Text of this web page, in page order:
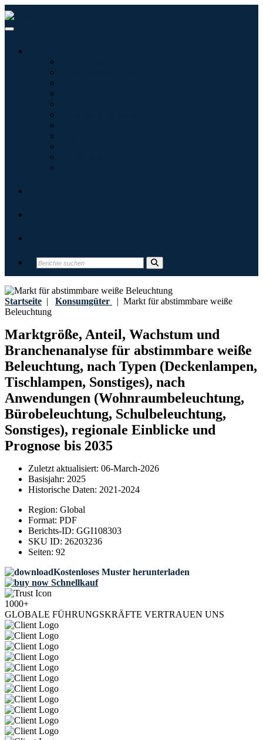
Startseite | Konsumgüter | Markt für abstimmbare weiße
Beleuchtung
Marktgröße, Anteil, Wachstum und
Branchenanalyse für abstimmbare weiße
Beleuchtung, nach Typen (Deckenlampen,
Tischlampen, Sonstiges), nach
Anwendungen (Wohnraumbeleuchtung,
Bürobeleuchtung, Schulbeleuchtung,
Sonstiges), regionale Einblicke und
Prognose bis 2035
Zuletzt aktualisiert: 06-March-2026
Basisjahr: 2025
Historische Daten: 2021-2024
Region: Global
Format: PDF
Berichts-ID: GGI108303
SKU ID: 26203236
Seiten: 92
Kostenloses Muster herunterladen
Schnellkauf
1000+
GLOBALE FÜHRUNGSKRÄFTE VERTRAUEN UNS